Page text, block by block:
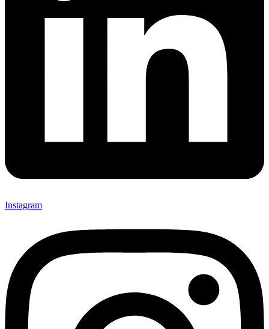
Instagram